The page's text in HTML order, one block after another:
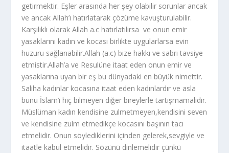
getirmektir. Eşler arasında her şey olabilir sorunlar ancak
ve ancak Allah’ı hatırlatarak çözüme kavuşturulabilir.
Karşılıklı olarak Allah a.c hatırlatılırsa ve onun emir
yasaklarını kadın ve kocası birlikte uygularlarsa evin
huzuru sağlanabilir.Allah (a.c) bize hakkı ve sabrı tavsiye
etmistir.Allah’a ve Resulüne itaat eden onun emir ve
yasaklarına uyan bir eş bu dünyadaki en büyük nimettir.
Saliha kadınlar kocasına itaat eden kadınlardır ve asla
bunu İslam’ı hiç bilmeyen diğer bireylerle tartışmamalıdır.
Müslüman kadın kendisine zulmetmeyen,kendisini seven
ve kendisine zulm etmedikçe kocasını başının tacı
etmelidir. Onun söylediklerini içinden gelerek,sevgiyle ve
itaatle kabul etmelidir. Sözünü dinlemelidir çünkü